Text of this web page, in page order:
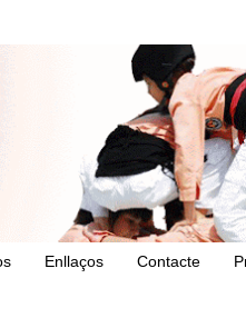
Enllaços Contacte